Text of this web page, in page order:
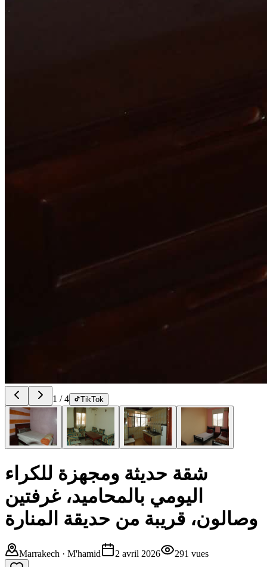
1 /4 TikTok
شقة حديثة ومجهزة للكراء
اليومي بالمحاميد، غرفتين
وصالون، قريبة من حديقة المنارة
Marrakech · M'hamid 2 avril 2026 291 vues